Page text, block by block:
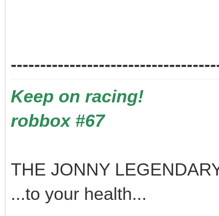
Keep on racing!
robbox #67
THE JONNY
...to your health...